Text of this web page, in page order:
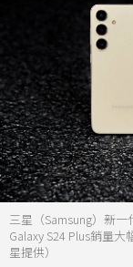
三星（Samsung）新
Galaxy S24 Plus銷量
星提供）